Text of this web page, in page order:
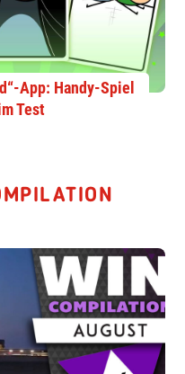
App: Handy-Spiel
Test